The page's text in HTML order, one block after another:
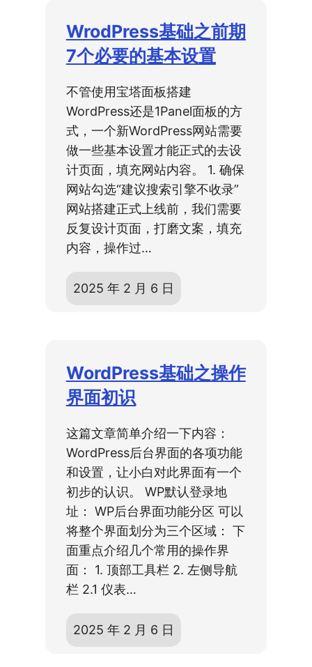
WrodPress基础之前期
7个必要的基本设置
不管使用宝塔面板搭建
WordPress还是1Panel面板的方
式，一个新WordPress网站需要
做一些基本设置才能正式的去设
计页面，填充网站内容。 1. 确保
网站勾选“建议搜索引擎不收录”
网站搭建正式上线前，我们需要
反复设计页面，打磨文案，填充
内容，操作过…
2025 年 2 月 6 日
WordPress基础之操作
界面初识
这篇文章简单介绍一下内容：
WordPress后台界面的各项功能
和设置，让小白对此界面有一个
初步的认识。 WP默认登录地
址： WP后台界面功能分区 可以
将整个界面划分为三个区域： 下
面重点介绍几个常用的操作界
面： 1. 顶部工具栏 2. 左侧导航
栏 2.1 仪表…
2025 年 2 月 6 日